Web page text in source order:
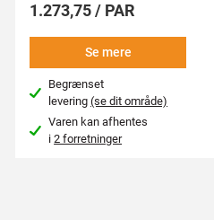
1.273,75 / PAR
Se mere
Begrænset
levering(se dit område)
Varen kan afhentes
i2 forretninger